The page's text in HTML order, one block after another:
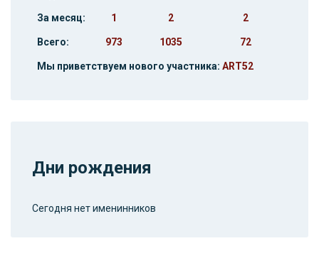
За месяц: 1 2 2
Всего: 973 1035 72
Мы приветствуем нового участника: ART52
Дни рождения
Сегодня нет именинников